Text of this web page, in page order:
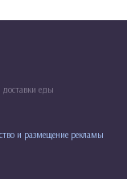
еды
и размещение рекламы